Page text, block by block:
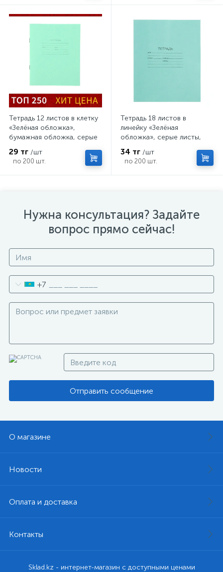
Тетрадь 12 листов в клетку
«Зелёная обложка»,
бумажная обложка, серые
29 тг /шт
по 200 шт.
Тетрадь 18 листов в
линейку «Зелёная
обложка», серые листы,
34 тг /шт
по 200 шт.
Нужна консультация? Задайте
вопрос прямо сейчас!
+7
Отправить сообщение
О магазине
Новости
Оплата и доставка
Контакты
Sklad.kz - интернет-магазин с доступными ценами